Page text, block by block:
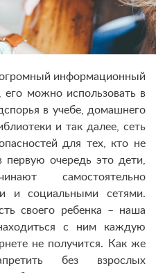
информационный
его можно использовать в
в учебе, домашнего
и так далее, сеть
для тех, кто не
первую очередь это дети,
самостоятельно
и социальными сетями.
своего ребенка – наша
с ним каждую
не получится. Как же
без взрослых